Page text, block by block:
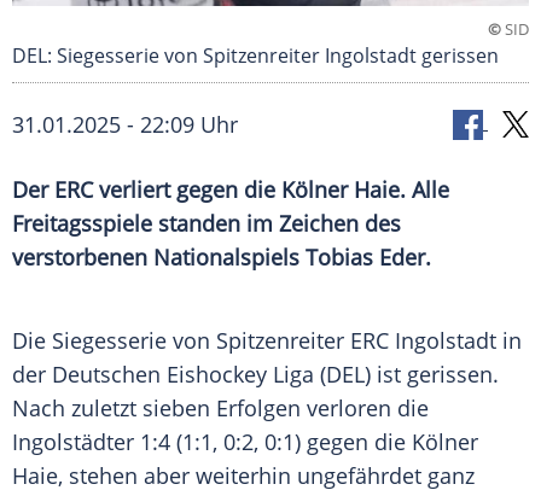
©SID
DEL: Siegesserie von Spitzenreiter Ingolstadt gerissen
31.01.2025 - 22:09 Uhr
Der ERC verliert gegen die Kölner Haie. Alle
Freitagsspiele standen im Zeichen des
verstorbenen Nationalspiels Tobias Eder.
Die Siegesserie von Spitzenreiter ERC Ingolstadt in
der Deutschen Eishockey Liga (DEL) ist gerissen.
Nach zuletzt sieben Erfolgen verloren die
Ingolstädter 1:4 (1:1, 0:2, 0:1) gegen die Kölner
Haie, stehen aber weiterhin ungefährdet ganz